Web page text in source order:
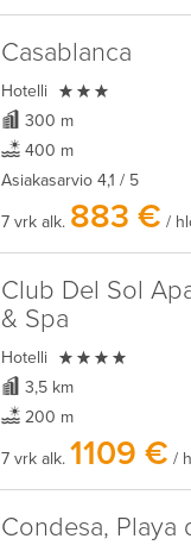
Casablanca
Hotelli 
300 m
400 m
Asiakasarvio 4,1 / 5
7 vrk alk. 883 € /
Club Del Sol
& Spa
Hotelli 
3,5 km
200 m
7 vrk alk. 1109 € /
Condesa, Playa